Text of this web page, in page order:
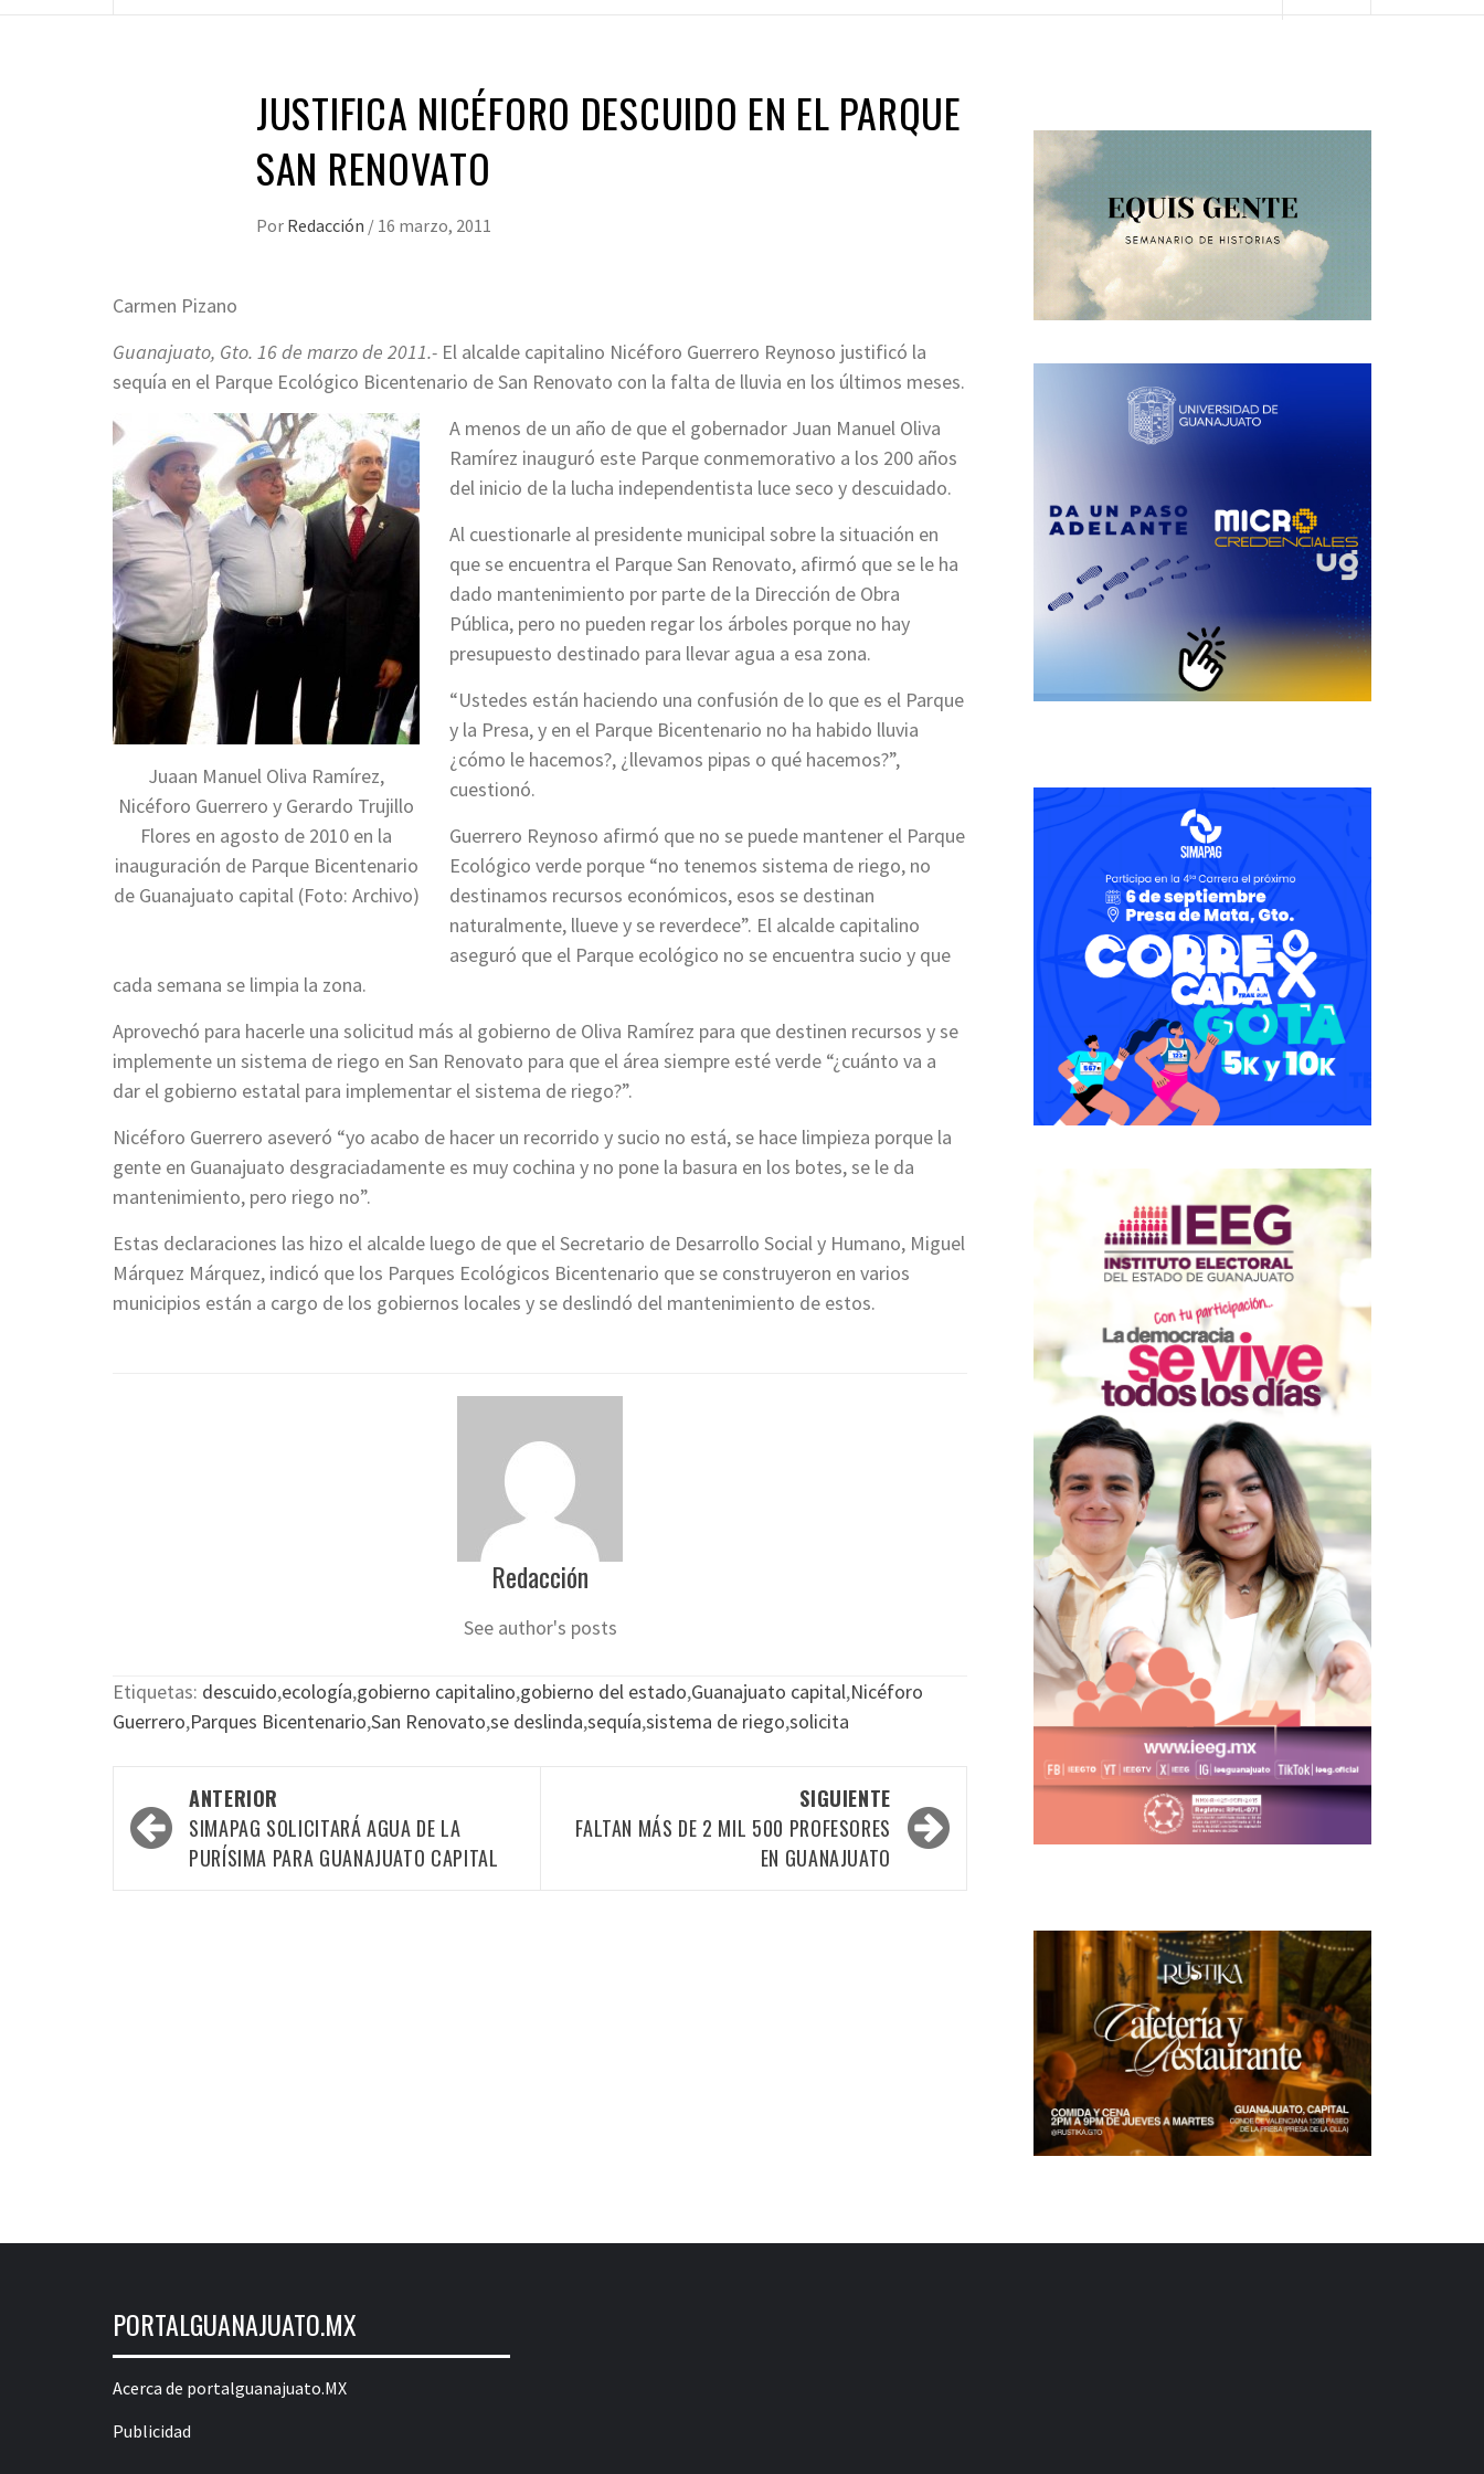
JUSTIFICA NICÉFORO DESCUIDO EN EL PARQUE
SAN RENOVATO
Por Redacción / 16 marzo, 2011
Carmen Pizano
Guanajuato, Gto. 16 de marzo de 2011.- El alcalde capitalino Nicéforo Guerrero Reynoso justificó la
sequía en el Parque Ecológico Bicentenario de San Renovato con la falta de lluvia en los últimos meses.
Juaan Manuel Oliva Ramírez,
Nicéforo Guerrero y Gerardo Trujillo
Flores en agosto de 2010 en la
inauguración de Parque Bicentenario
de Guanajuato capital (Foto: Archivo)
A menos de un año de que el gobernador Juan Manuel Oliva
Ramírez inauguró este Parque conmemorativo a los 200 años
del inicio de la lucha independentista luce seco y descuidado.
Al cuestionarle al presidente municipal sobre la situación en
que se encuentra el Parque San Renovato, afirmó que se le ha
dado mantenimiento por parte de la Dirección de Obra
Pública, pero no pueden regar los árboles porque no hay
presupuesto destinado para llevar agua a esa zona.
“Ustedes están haciendo una confusión de lo que es el Parque
y la Presa, y en el Parque Bicentenario no ha habido lluvia
¿cómo le hacemos?, ¿llevamos pipas o qué hacemos?”,
cuestionó.
Guerrero Reynoso afirmó que no se puede mantener el Parque
Ecológico verde porque “no tenemos sistema de riego, no
destinamos recursos económicos, esos se destinan
naturalmente, llueve y se reverdece”. El alcalde capitalino
aseguró que el Parque ecológico no se encuentra sucio y que
cada semana se limpia la zona.
Aprovechó para hacerle una solicitud más al gobierno de Oliva Ramírez para que destinen recursos y se
implemente un sistema de riego en San Renovato para que el área siempre esté verde “¿cuánto va a
dar el gobierno estatal para implementar el sistema de riego?”.
Nicéforo Guerrero aseveró “yo acabo de hacer un recorrido y sucio no está, se hace limpieza porque la
gente en Guanajuato desgraciadamente es muy cochina y no pone la basura en los botes, se le da
mantenimiento, pero riego no”.
Estas declaraciones las hizo el alcalde luego de que el Secretario de Desarrollo Social y Humano, Miguel
Márquez Márquez, indicó que los Parques Ecológicos Bicentenario que se construyeron en varios
municipios están a cargo de los gobiernos locales y se deslindó del mantenimiento de estos.
Redacción
See author's posts
Etiquetas: descuido,ecología,gobierno capitalino,gobierno del estado,Guanajuato capital,Nicéforo
Guerrero,Parques Bicentenario,San Renovato,se deslinda,sequía,sistema de riego,solicita
Navegación
por
ANTERIOR
SIMAPAG SOLICITARÁ AGUA DE LA
PURÍSIMA PARA GUANAJUATO CAPITAL
SIGUIENTE
FALTAN MÁS DE 2 MIL 500 PROFESORES
EN GUANAJUATO
PORTALGUANAJUATO.MX
Acerca de portalguanajuato.MX
Publicidad